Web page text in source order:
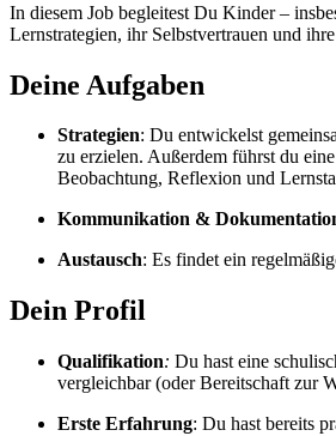
In diesem Job begleitest Du Kinder –
Lernstrategien, ihr Selbstvertrauen und
Deine Aufgaben
Strategien: Du entwickelst
zu erzielen. Außerdem führst du
Beobachtung, Reflexion und
Kommunikation &
Austausch: Es findet ein
Dein Profil
Qualifikation: Du hast eine
vergleichbar (oder Bereitschaft zur
Erste Erfahrung: Du hast bereits